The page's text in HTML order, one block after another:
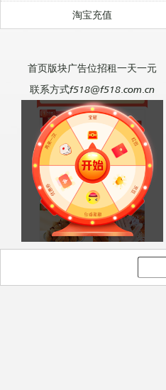
淘宝充值
首页版块广告位招租一天一元
联系方式f518@f518.com.cn